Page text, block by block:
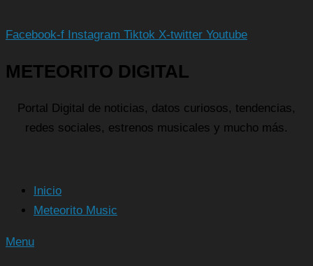
Facebook-f Instagram Tiktok X-twitter Youtube
METEORITO DIGITAL
Portal Digital de noticias, datos curiosos, tendencias,
redes sociales, estrenos musicales y mucho más.
Inicio
Meteorito Music
Menu